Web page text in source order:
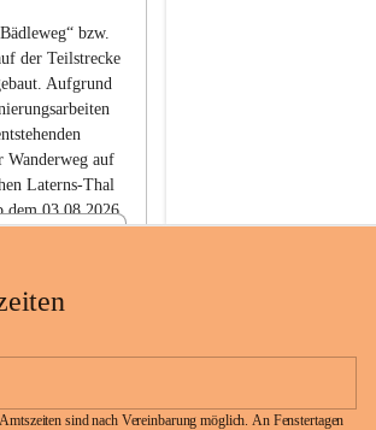
bzw.
der Teilstrecke
Aufgrund
Wanderweg auf
Laterns-Thal
dem 03.08.2026
sind nach Vereinbarung möglich. An Fenstertagen